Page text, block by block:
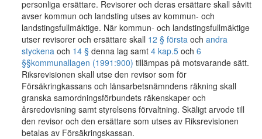
personliga ersättare. Revisorer och deras ersättare skall såvitt
avser kommun och landsting utses av kommun- och
landstingsfullmäktige. När kommun- och landstingsfullmäktige
utser revisorer och ersättare skall 12 § första och andra
styckena och 14 § denna lag samt 4 kap.5 och 6
§§kommunallagen (1991:900) tillämpas på motsvarande sätt.
Riksrevisionen skall utse den revisor som för
Försäkringkassans och länsarbetsnämndens räkning skall
granska samordningsförbundets räkenskaper och
årsredovisning samt styrelsens förvaltning. Skäligt arvode till
den revisor och den ersättare som utses av Riksrevisionen
betalas av Försäkringskassan.